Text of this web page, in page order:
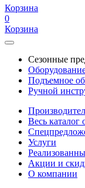
Корзина
0
Корзина
Сезонные
Подъемное
Ручной
Весь каталог
Услуги
Акции и
О компании